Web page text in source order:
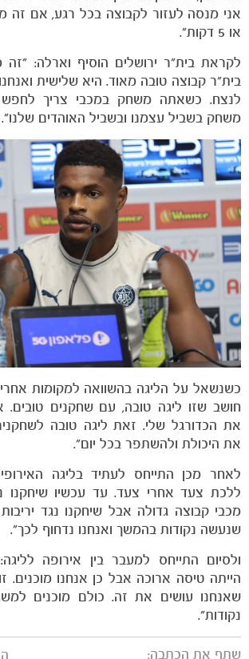
משחקים
ותוצאות
אני מנסה לעזור לקבוצה בכל רגע, אם
או 5 דקות״.
לקראת בית״ר ירושלים הוסיף וארלה:
בית״ר קבוצה טובה מאוד. היא שלישית
לנצח. כשאתה משחק במכבי צריך לחפש
משחק בשביל עצמנו ובשביל האוהדים שלנו״.
כשנשאל על הליגה בהשוואה למקומות
חושב שזו ליגה טובה, עם שחקנים טובים.
את הכדורגל שלי. זאת ליגה טובה
את היכולת ולהשתפר בכל יום״.
לאחר מכן התייחס לעתיד בליגה
ללכת צעד אחרי צעד. עד עכשיו שיחקנו
מכבי קבוצה גדולה אבל שיחקנו נגד
שנעשה נקודות בהמשך ואנחנו נדחוף לכך״.
ולסיום התייחס למעבר בין אירופה
הייתה טיסה ארוכה אבל כן אנחנו מוכנים.
נקודות״.
שתף את הכתבה: